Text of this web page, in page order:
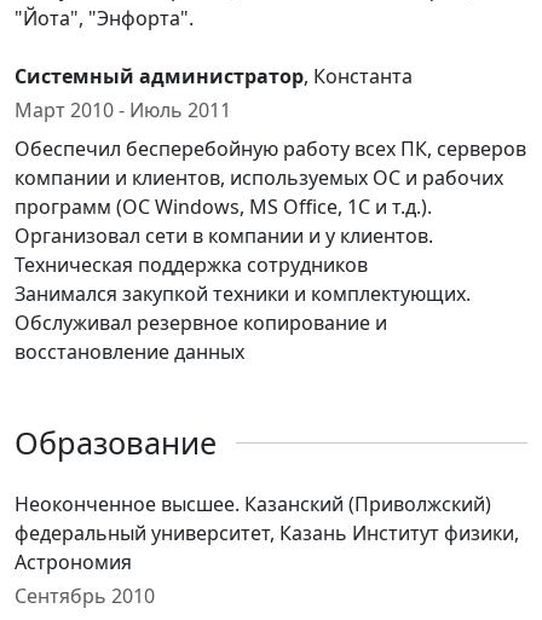
"Йота", "Энфорта".
Системный администратор, Константа
Март 2010 - Июль 2011
Обеспечил бесперебойную работу всех ПК, серверов
компании и клиентов, используемых ОС и рабочих
программ (ОС Windows, MS Office, 1C и т.д.).
Организовал сети в компании и у клиентов.
Техническая поддержка сотрудников
Занимался закупкой техники и комплектующих.
Обслуживал резервное копирование и
восстановление данных
Образование
Неоконченное высшее. Казанский (Приволжский)
федеральный университет, Казань Институт физики,
Астрономия
Сентябрь 2010